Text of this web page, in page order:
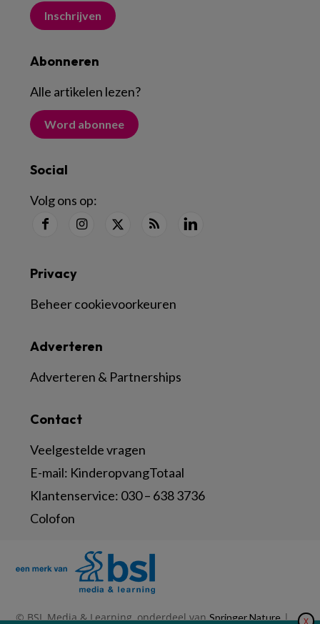
Inschrijven
Abonneren
Alle artikelen lezen?
Word abonnee
Social
Volg ons op:
Contact
Veelgestelde vragen
E-mail: KinderopvangTotaal
Klantenservice: 030 – 638 3736
Colofon
Adverteren
Adverteren & Partnerships
Privacy
Beheer cookievoorkeuren
© BSL Media & Learning, onderdeel vanSpringer Nature| X